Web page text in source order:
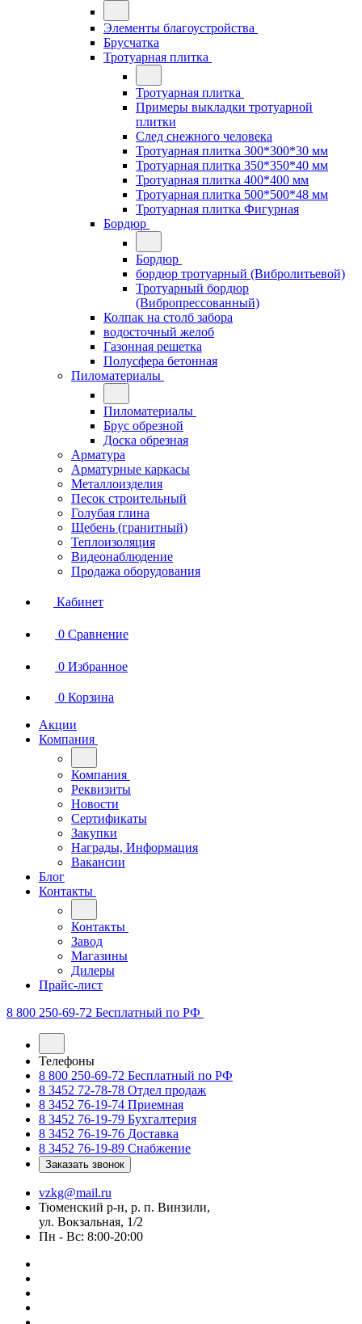
Элементы благоустройства
Брусчатка
Тротуарная плитка
Тротуарная плитка
Примеры выкладки тротуарной
плитки
След снежного человека
Тротуарная плитка 300*300*30 мм
Тротуарная плитка 350*350*40 мм
Тротуарная плитка 400*400 мм
Тротуарная плитка 500*500*48 мм
Тротуарная плитка Фигурная
Бордюр
Бордюр
бордюр тротуарный (Вибролитьевой)
Тротуарный бордюр
(Вибропрессованный)
Колпак на столб забора
водосточный желоб
Газонная решетка
Полусфера бетонная
Пиломатериалы
Пиломатериалы
Брус обрезной
Доска обрезная
Арматура
Арматурные каркасы
Металлоизделия
Песок строительный
Голубая глина
Щебень (гранитный)
Теплоизоляция
Видеонаблюдение
Продажа оборудования
Кабинет
0 Сравнение
0 Избранное
0 Корзина
Акции
Компания
Компания
Реквизиты
Новости
Сертификаты
Закупки
Награды, Информация
Вакансии
Блог
Контакты
Контакты
Завод
Магазины
Дилеры
Прайс-лист
8 800 250-69-72 Бесплатный по РФ
Телефоны
8 800 250-69-72 Бесплатный по РФ
8 3452 72-78-78 Отдел продаж
8 3452 76-19-74 Приемная
8 3452 76-19-79 Бухгалтерия
8 3452 76-19-76 Доставка
8 3452 76-19-89 Снабжение
Заказать звонок
vzkg@mail.ru
Тюменский р-н, р. п. Винзили,
ул. Вокзальная, 1/2
Пн - Вс: 8:00-20:00